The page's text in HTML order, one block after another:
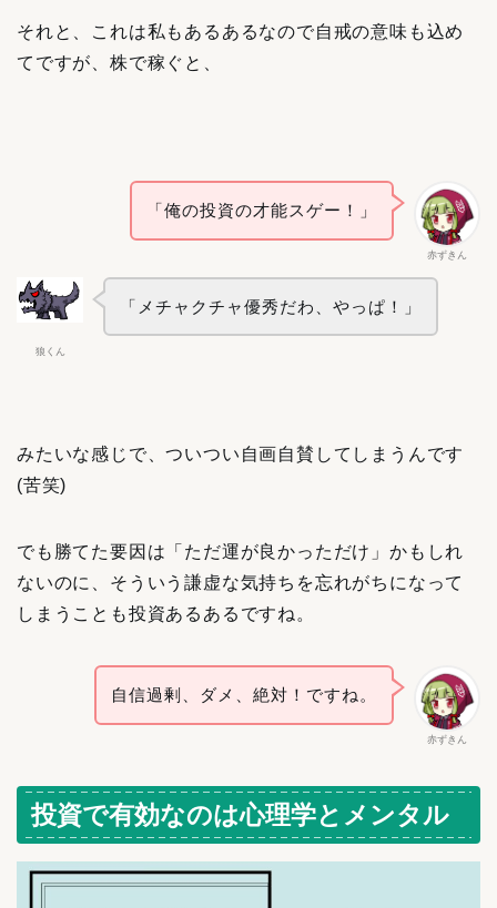
それと、これは私もあるあるなので自戒の意味も込め
てですが、株で稼ぐと、
赤ずきん
「俺の投資の才能スゲー！」
狼くん
「メチャクチャ優秀だわ、やっぱ！」
みたいな感じで、ついつい自画自賛してしまうんです
(苦笑)
でも勝てた要因は「ただ運が良かっただけ」かもしれ
ないのに、そういう謙虚な気持ちを忘れがちになって
しまうことも投資あるあるですね。
赤ずきん
自信過剰、ダメ、絶対！ですね。
投資で有効なのは心理学とメンタル